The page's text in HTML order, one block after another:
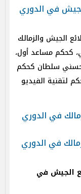
في الدوري
الجيش والزمالك
كحكم مساعد أول،
حسني سلطان كحكم
لتقنية الفيديو
في الدوري
في الدوري
الجيش في